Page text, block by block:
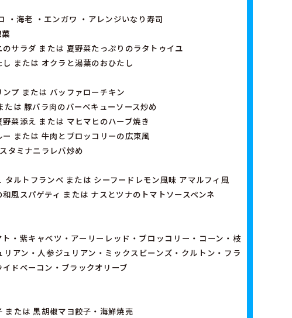
・海老 ・エンガワ ・アレンジいなり寿司
のサラダ または 夏野菜たっぷりのラタトゥイユ
し または オクラと湯葉のおひたし
ンプ または バッファローチキン
たは 豚バラ肉のバーベキューソース炒め
野菜添え または マヒマヒのハーブ焼き
ー または 牛肉とブロッコリーの広東風
タミナニラレバ炒め
ルトフランベ または シーフードレモン風味 アマルフィ風
和風スパゲティ または ナスとツナのトマトソースペンネ
ト・紫キャベツ・アーリーレッド・ブロッコリー・コーン・枝
リアン・人参ジュリアン・ミックスビーンズ・クルトン・フラ
ドベーコン・ブラックオリーブ
または 黒胡椒マヨ餃子・海鮮焼売